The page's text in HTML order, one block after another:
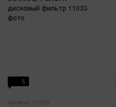
5
Артикул: 11033